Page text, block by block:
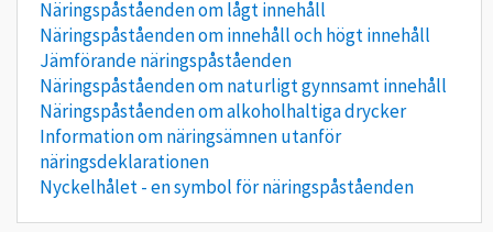
Näringspåståenden om lågt innehåll
Näringspåståenden om innehåll och högt innehåll
Jämförande näringspåståenden
Näringspåståenden om naturligt gynnsamt innehåll
Näringspåståenden om alkoholhaltiga drycker
Information om näringsämnen utanför
näringsdeklarationen
Nyckelhålet - en symbol för näringspåståenden